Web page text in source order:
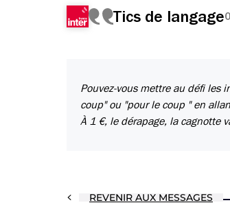
Tics de langage
Pouvez-vous mettre au défi les
coup" ou "pour le coup " en
À 1 €, le dérapage, la cagnotte
REVENIR AUX MESSAGES